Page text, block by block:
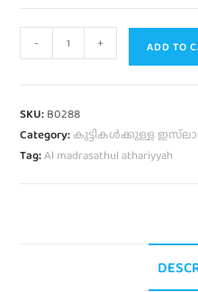
- + ADD TO
SKU: B0288
Category:കുട്ടികൾക്കുള്ള
Tag:Al madrasathul athariyyah